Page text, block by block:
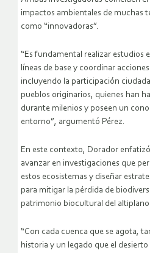
impactos ambientales de muchas
como “innovadoras”.
“Es fundamental realizar estudios
líneas de base y coordinar
incluyendo la participación
pueblos originarios, quienes han
durante milenios y poseen un
entorno”, argumentó Pérez.
En este contexto, Dorador
avanzar en investigaciones que
estos ecosistemas y diseñar
para mitigar la pérdida de
patrimonio biocultural del altiplano.
“Con cada cuenca que se agota,
historia y un legado que el